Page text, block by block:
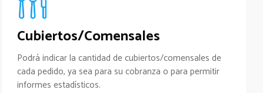
Cubiertos/Comensales
Podrá indicar la cantidad de cubiertos/comensales de
cada pedido, ya sea para su cobranza o para permitir
informes estadísticos.